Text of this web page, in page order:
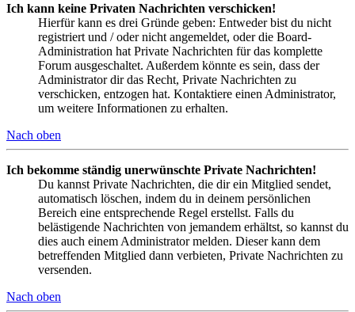
Ich kann keine Privaten Nachrichten verschicken!
Hierfür kann es drei Gründe geben: Entweder bist du nicht
registriert und / oder nicht angemeldet, oder die Board-
Administration hat Private Nachrichten für das komplette
Forum ausgeschaltet. Außerdem könnte es sein, dass der
Administrator dir das Recht, Private Nachrichten zu
verschicken, entzogen hat. Kontaktiere einen Administrator,
um weitere Informationen zu erhalten.
Nach oben
Ich bekomme ständig unerwünschte Private Nachrichten!
Du kannst Private Nachrichten, die dir ein Mitglied sendet,
automatisch löschen, indem du in deinem persönlichen
Bereich eine entsprechende Regel erstellst. Falls du
belästigende Nachrichten von jemandem erhältst, so kannst du
dies auch einem Administrator melden. Dieser kann dem
betreffenden Mitglied dann verbieten, Private Nachrichten zu
versenden.
Nach oben